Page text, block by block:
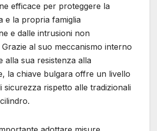
efficace per proteggere la
e la propria famiglia
e dalle intrusioni non
al suo meccanismo interno
alla sua resistenza alla
la chiave bulgara offre un livello
sicurezza rispetto alle tradizionali